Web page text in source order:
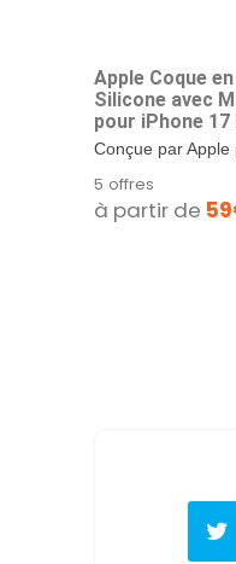
Apple Coque en
Silicone avec
pour iPhone 17
Brume Violette ​​​​​​​
Conçue par Apple
la coque en...
5 offres
à partir de